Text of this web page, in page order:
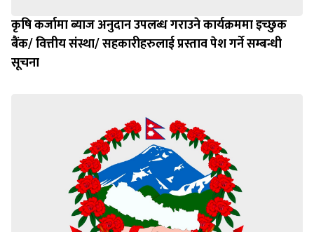
कृषि कर्जामा ब्याज अनुदान उपलब्ध गराउने कार्यक्रममा इच्छुक
बैंक/ वित्तीय संस्था/ सहकारीहरुलाई प्रस्ताव पेश गर्ने सम्बन्धी
सूचना